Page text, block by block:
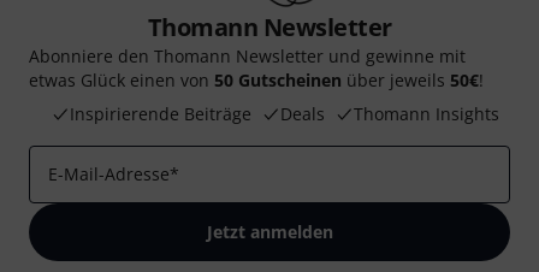
Thomann Newsletter
Abonniere den Thomann Newsletter und gewinne mit
etwas Glück einen von 50 Gutscheinen über jeweils 50€!
Inspirierende Beiträge
Deals Thomann Insights
E-Mail-Adresse*
Jetzt anmelden